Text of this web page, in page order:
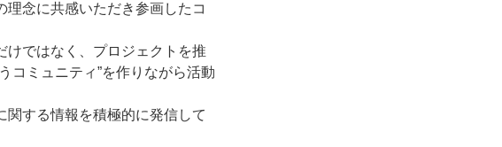
念に共感いただき参画したコ
けではなく、プロジェクトを推
コミュニティ”を作りながら活動
する情報を積極的に発信して